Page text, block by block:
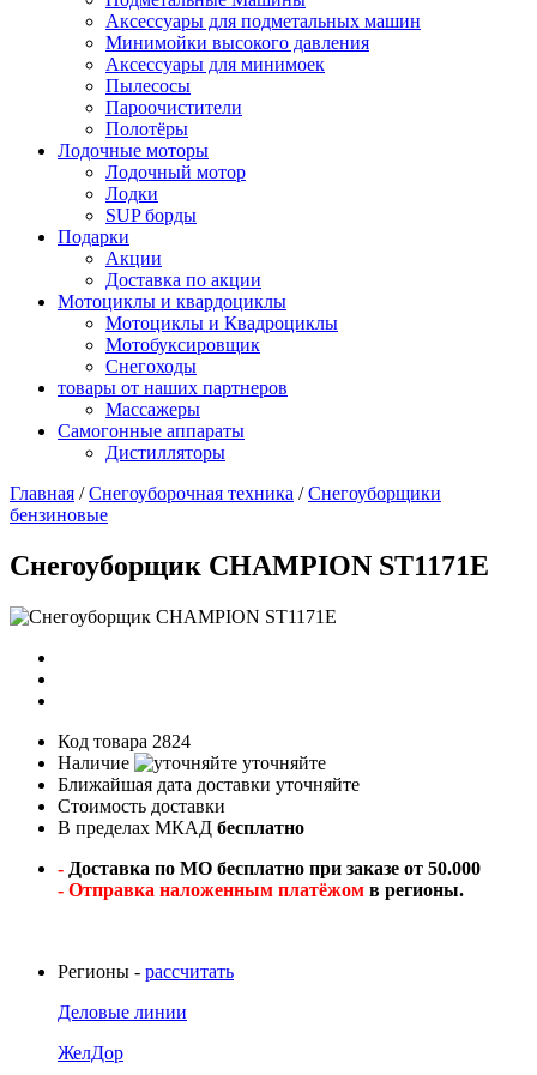
Аксессуары для подметальных машин
Минимойки высокого давления
Аксессуары для минимоек
Пылесосы
Пароочистители
Полотёры
Лодочные моторы
Лодочный мотор
Лодки
SUP борды
Подарки
Акции
Доставка по акции
Мотоциклы и квардоциклы
Мотоциклы и Квадроциклы
Мотобуксировщик
Снегоходы
товары от наших партнеров
Массажеры
Самогонные аппараты
Дистилляторы
Главная /Снегоуборочная техника /Снегоуборщики
бензиновые
Снегоуборщик CHAMPION ST1171E
Код товара 2824
Наличие
уточняйте
Ближайшая дата доставки уточняйте
Стоимость доставки
В пределах МКАД бесплатно
- Доставка по МО бесплатно при заказе от 50.000
- Отправка наложенным платёжом в регионы.
Регионы - рассчитать
Деловые линии
ЖелДор